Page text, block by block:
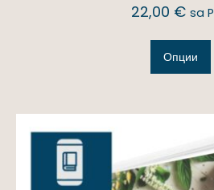
22,00 € sa
Опции